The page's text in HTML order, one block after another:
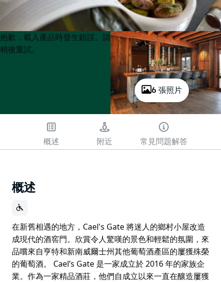
6 張照片
Product
List
Product
List
抱歉，載入產品時發生錯誤。請
稍後重試。
概述 附近 常見問題解答
概述
在新舊相遇的地方，Cael's Gate 將迷人的鄉村小屋改造
成現代的酒窖門。欣賞令人驚嘆的景色和輕鬆的氛圍，來
品嚐來自亨特和新南威爾士州其他葡萄酒產區的屢獲殊榮
的葡萄酒。 Cael’s Gate 是一家成立於 2016 年的家族企
業。作為一家精品酒莊，他們自成立以來一直在釀造屢獲